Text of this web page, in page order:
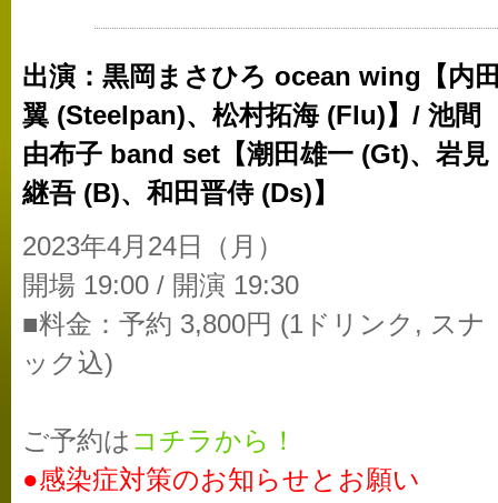
出演：黒岡まさひろ ocean wing【内
翼 (Steelpan)、松村拓海 (Flu)】/ 池間
由布子 band set【潮田雄一 (Gt)、岩見
継吾 (B)、和田晋侍 (Ds)】
2023年4月24日（月）
開場 19:00 / 開演 19:30
■料金：予約 3,800円 (1ドリンク, スナ
ック込)
ご予約は コチラから！
●感染症対策のお知らせとお願い